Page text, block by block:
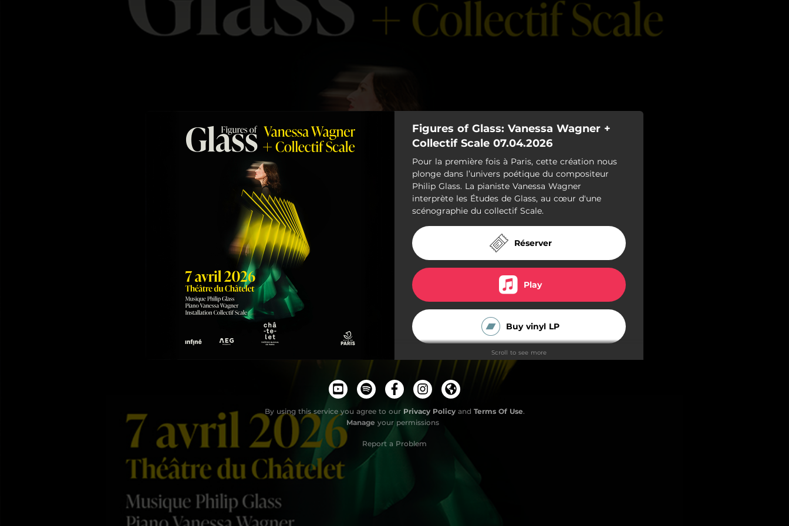
You're all set!
Figures of Glass: Vanessa Wagner +
Collectif Scale 07.04.2026
Pour la première fois à Paris, cette création nous
plonge dans l’univers poétique du compositeur
Philip Glass. La pianiste Vanessa Wagner
interprète les Études de Glass, au cœur d'une
scénographie du collectif Scale.
Réserver
Play
Buy vinyl LP
Scroll to see more
By using this service you agree to our Privacy Policyand Terms Of Use.
Manage your permissions
Report a Problem